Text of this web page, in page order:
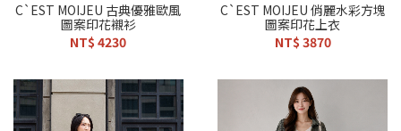
C`EST MOIJEU 古典優雅歐風
圖案印花襯衫
NT$ 4230
C`EST MOIJEU 俏麗水彩方塊
圖案印花上衣
NT$ 3870